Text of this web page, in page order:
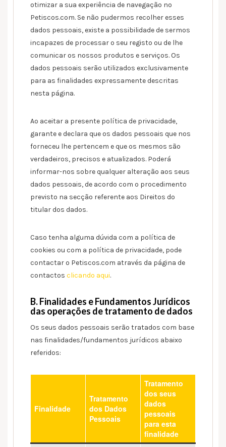
otimizar a sua experiência de navegação no
Petiscos.com. Se não pudermos recolher esses
dados pessoais, existe a possibilidade de sermos
incapazes de processar o seu registo ou de lhe
comunicar os nossos produtos e serviços. Os
dados pessoais serão utilizados exclusivamente
para as finalidades expressamente descritas
nesta página.
Ao aceitar a presente política de privacidade,
garante e declara que os dados pessoais que nos
forneceu lhe pertencem e que os mesmos são
verdadeiros, precisos e atualizados. Poderá
informar-nos sobre qualquer alteração aos seus
dados pessoais, de acordo com o procedimento
previsto na secção referente aos Direitos do
titular dos dados.
Caso tenha alguma dúvida com a política de
cookies ou com a política de privacidade, pode
contactar o Petiscos.com através da página de
contactos clicando aqui.
B. Finalidades e Fundamentos Jurídicos
das operações de tratamento de dados
Os seus dados pessoais serão tratados com base
nas finalidades/fundamentos jurídicos abaixo
referidos:
Finalidade
Tratamento
dos Dados
Pessoais
Tratamento
dos seus
dados
pessoais
para esta
finalidade